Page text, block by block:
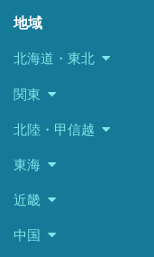
地域
北海道・東北
関東
北陸・甲信越
東海
近畿
中国